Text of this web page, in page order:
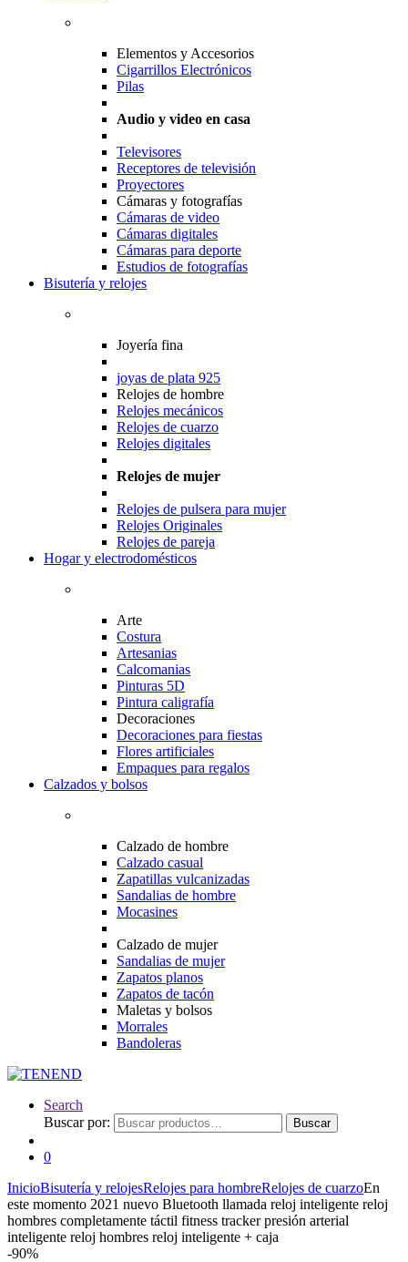
Elementos y Accesorios
Cigarrillos Electrónicos
Pilas
Audio y video en casa
Televisores
Receptores de televisión
Proyectores
Cámaras y fotografías
Cámaras de video
Cámaras digitales
Cámaras para deporte
Estudios de fotografías
Bisutería y relojes
Joyería fina
joyas de plata 925
Relojes de hombre
Relojes mecánicos
Relojes de cuarzo
Relojes digitales
Relojes de mujer
Relojes de pulsera para mujer
Relojes Originales
Relojes de pareja
Hogar y electrodomésticos
Arte
Costura
Artesanias
Calcomanias
Pinturas 5D
Pintura caligrafía
Decoraciones
Decoraciones para fiestas
Flores artificiales
Empaques para regalos
Calzados y bolsos
Calzado de hombre
Calzado casual
Zapatillas vulcanizadas
Sandalias de hombre
Mocasines
Calzado de mujer
Sandalias de mujer
Zapatos planos
Zapatos de tacón
Maletas y bolsos
Morrales
Bandoleras
Search
Buscar por:
Buscar
0
InicioBisutería y relojesRelojes para hombreRelojes de cuarzoEn
este momento 2021 nuevo Bluetooth llamada reloj inteligente reloj
hombres completamente táctil fitness tracker presión arterial
inteligente reloj hombres reloj inteligente + caja
-90%